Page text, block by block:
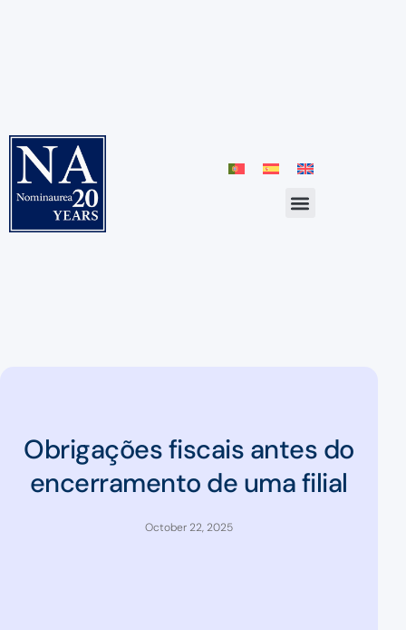
Obrigações fiscais antes do
encerramento de uma filial
October 22, 2025